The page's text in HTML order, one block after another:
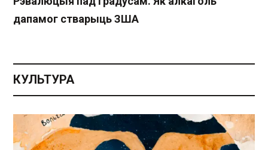
дапамог стварыць ЗША
КУЛЬТУРА